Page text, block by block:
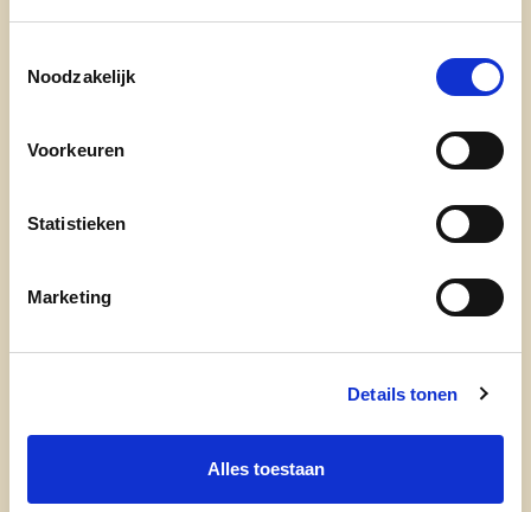
Noodzakelijk
Voorkeuren
Statistieken
Marketing
Details tonen
Alles toestaan
nieuwe inwoners
Verplichte minimumverblijfsduur van 5 jaar
en Nederlandse taalkennis bij toewijzing
Toeleiding naar de arbeidsmarkt
Inburgeringscursussen